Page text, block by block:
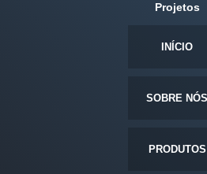
Projetos
INÍCIO
SOBRE NÓS
PRODUTOS